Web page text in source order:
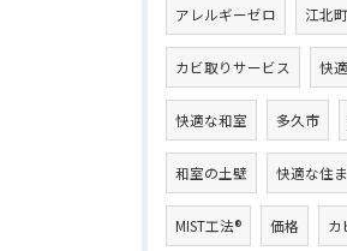
アレルギーゼロ 江北町
カビ取りサービス 快
快適な和室 多久市
和室の土壁 快適な住
MIST工法® 価格 カ